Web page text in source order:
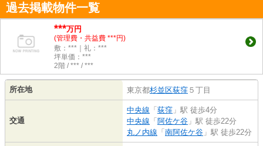
過去掲載物件一覧
***万円
(管理費・共益費 ***円)
敷：***｜礼：***
坪単価：***
2階 / *** / ***
所在地 東京都杉並区荻窪 ５丁目
交通
中央線 「 荻窪 」駅 徒歩4分
中央線 「 阿佐ケ谷 」駅 徒歩22分
丸ノ内線 「 南阿佐ケ谷 」駅 徒歩22分